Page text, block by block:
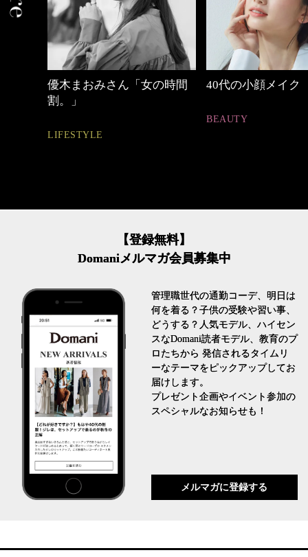
優木まおみさん「女の時間
割。」
LIFESTYLE
40代の小顔メイク
BEAUTY
【登録無料】
Domaniメルマガ会員募集中
管理職世代の通勤コーデ、明日は
何を着る？子供の受験や習い事、
どうする？人気モデル、ハイセン
スなDomani読者モデル、教育のプ
ロたちから 発信されるタイムリ
ーなテーマをピックアップしてお
届けします。
プレゼント企画やイベント参加の
スペシャルなお知らせも！
メルマガに登録する